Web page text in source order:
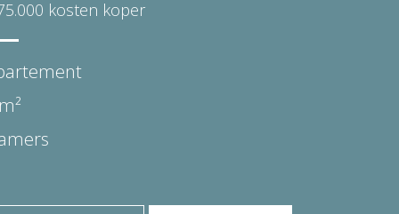
kosten koper